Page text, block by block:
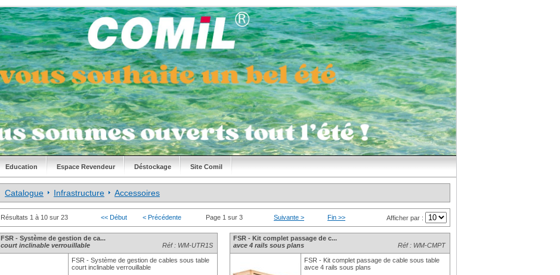
Education Espace Revendeur Déstockage Site Comil
Catalogue Infrastructure Accessoires
Résultats 1 à 10 sur 23 << Début < Précédente Page 1 sur 3 Suivante > Fin >> Afficher par :
FSR - Système de gestion de ca...
court inclinable verrouillable
Réf : WM-UTR1S
FSR - Système de gestion de cables sous table
court inclinable verrouillable
FSR - Kit complet passage de c...
avce 4 rails sous plans
Réf : WM-CMPT
FSR - Kit complet passage de cable sous table
avce 4 rails sous plans